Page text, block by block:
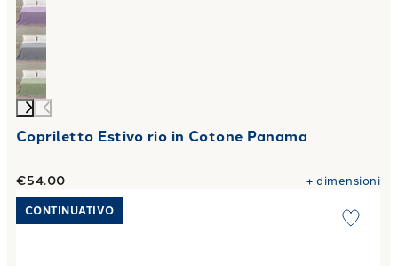
Copriletto Estivo rio in Cotone Panama
€54.00 +dimensioni
Link to "Copricuscino melange in Cotone
CONTINUATIVO